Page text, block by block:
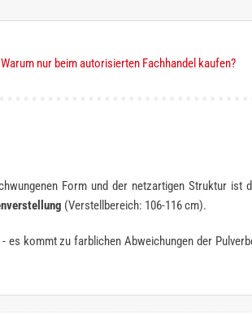
Warum nur beim autorisierten Fachhandel kaufen?
Form und der netzartigen Struktur ist
(Verstellbereich: 106-116 cm).
kommt zu farblichen Abweichungen der